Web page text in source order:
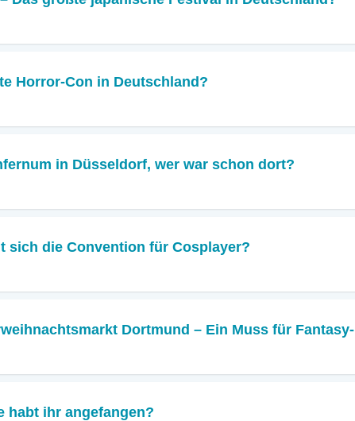
Horror-Con in Deutschland?
in Düsseldorf, wer war schon dort?
sich die Convention für Cosplayer?
Dortmund – Ein Muss für Fantasy-
habt ihr angefangen?